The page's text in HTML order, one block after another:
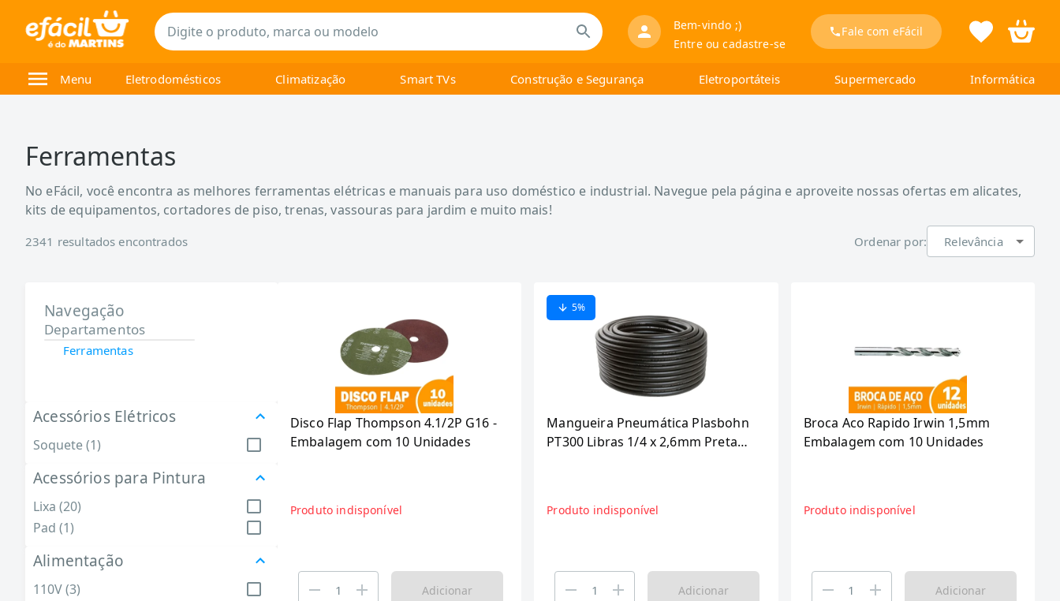
Bem-vindo ;)
Entre ou cadastre-se
Fale com eFácil
Menu Eletrodomésticos Climatização Smart TVs Construção e Segurança Eletroportáteis Supermercado Informática
Ferramentas
No eFácil, você encontra as melhores ferramentas elétricas e manuais para uso doméstico e industrial. Navegue pela página e aproveite nossas ofertas em alicates,
kits de equipamentos, cortadores de piso, trenas, vassouras para jardim e muito mais!
2341 resultados encontrados Ordenar por: Relevância
Navegação
Departamentos
Ferramentas
Acessórios Elétricos
Soquete (1)
Acessórios para Pintura
Lixa (20)
Pad (1)
Alimentação
110V (3)
Disco Flap Thompson 4.1/2P G16 -
Embalagem com 10 Unidades
Produto indisponível
Adicionar
5%
Mangueira Pneumática Plasbohn
PT300 Libras 1/4 x 2,6mm Preta
Produto indisponível
Adicionar
Broca Aco Rapido Irwin 1,5mm
Embalagem com 10 Unidades
Produto indisponível
Adicionar